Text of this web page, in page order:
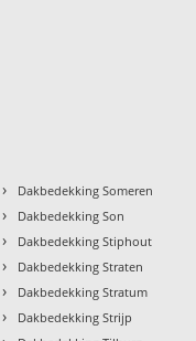
› Dakbedekking Someren
› Dakbedekking Son
› Dakbedekking Stiphout
› Dakbedekking Straten
› Dakbedekking Stratum
› Dakbedekking Strijp